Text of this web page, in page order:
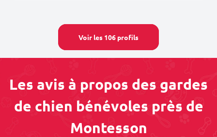
Voir les 106 profils
Les avis à propos des gardes
de chien bénévoles près de
Montesson